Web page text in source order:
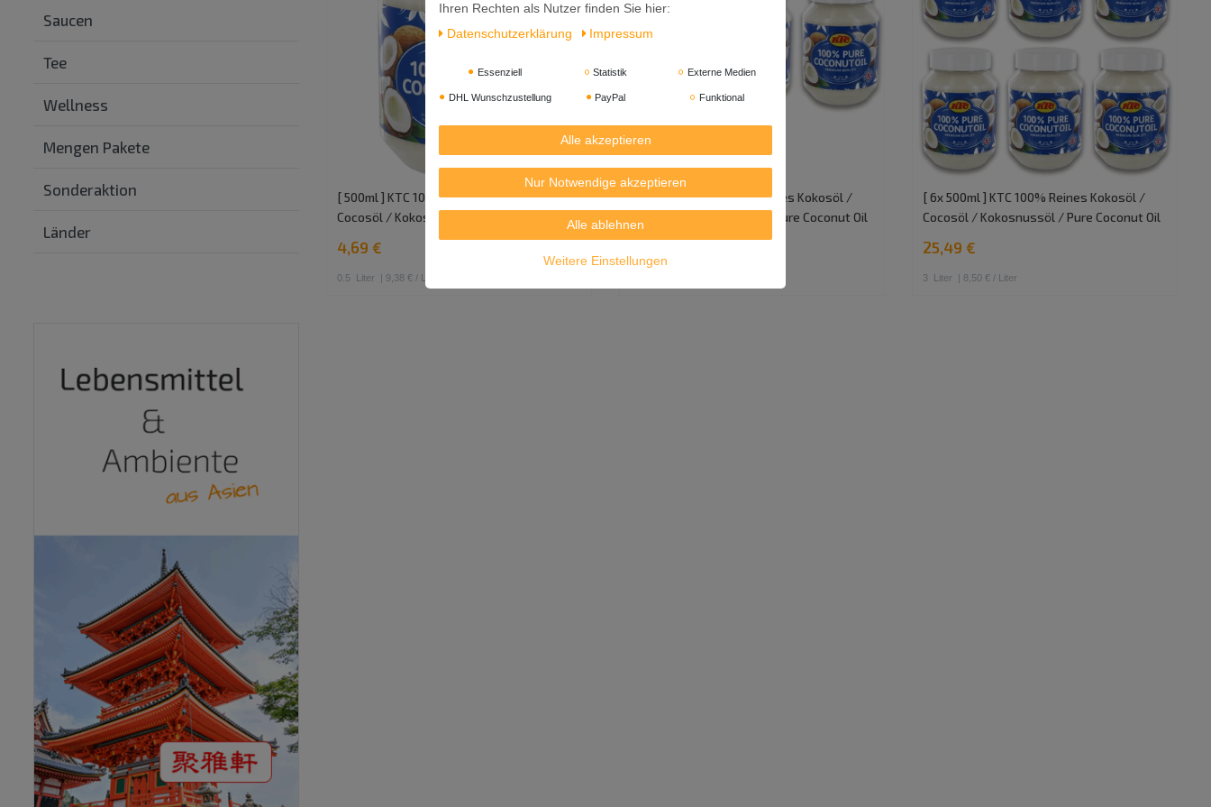
Saucen
Tee
Wellness
Mengen Pakete
Sonderaktion
Länder
[ 500ml ] KTC 100% Reines Kokosöl /
Cocosöl / Kokosnussöl / Pure Coconut Oil
4,69 €
0.5 Liter | 9,38 € / Liter
[ 3x 500ml ] KTC 100% Reines Kokosöl /
Cocosöl / Kokosnussöl / Pure Coconut Oil
[ 6x 500ml ] KTC 100% Reines Kokosöl /
Cocosöl / Kokosnussöl / Pure Coconut Oil
25,49 €
3 Liter | 8,50 € / Liter
Ihren Rechten als Nutzer finden Sie hier:
Daten­schutz­erklärung
Impressum
Essenziell Statistik Externe Medien
DHL Wunschzustellung PayPal Funktional
Alle akzeptieren
Nur Notwendige akzeptieren
Alle ablehnen
Weitere Einstellungen